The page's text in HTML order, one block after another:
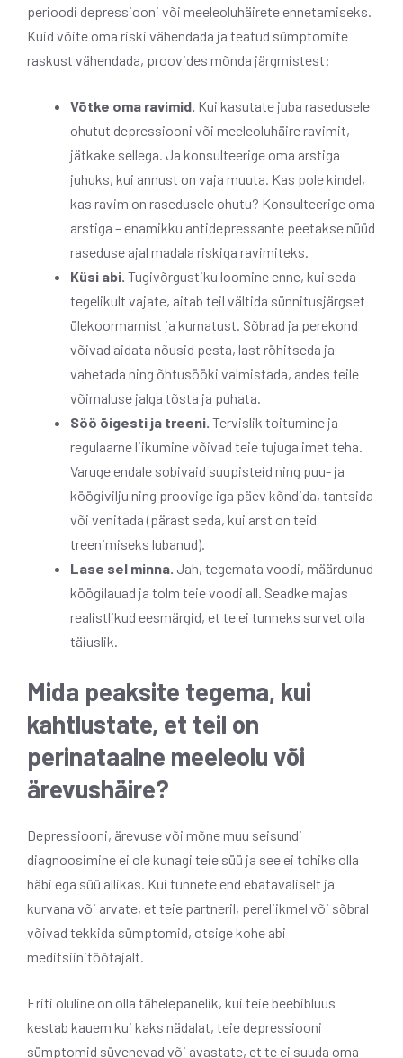
perioodi depressiooni või meeleoluhäirete ennetamiseks.
Kuid võite oma riski vähendada ja teatud sümptomite
raskust vähendada, proovides mõnda järgmistest:
Võtke oma ravimid. Kui kasutate juba rasedusele
ohutut depressiooni või meeleoluhäire ravimit,
jätkake sellega. Ja konsulteerige oma arstiga
juhuks, kui annust on vaja muuta. Kas pole kindel,
kas ravim on rasedusele ohutu? Konsulteerige oma
arstiga – enamikku antidepressante peetakse nüüd
raseduse ajal madala riskiga ravimiteks.
Küsi abi. Tugivõrgustiku loomine enne, kui seda
tegelikult vajate, aitab teil vältida sünnitusjärgset
ülekoormamist ja kurnatust. Sõbrad ja perekond
võivad aidata nõusid pesta, last röhitseda ja
vahetada ning õhtusööki valmistada, andes teile
võimaluse jalga tõsta ja puhata.
Söö õigesti ja treeni. Tervislik toitumine ja
regulaarne liikumine võivad teie tujuga imet teha.
Varuge endale sobivaid suupisteid ning puu- ja
köögivilju ning proovige iga päev kõndida, tantsida
või venitada (pärast seda, kui arst on teid
treenimiseks lubanud).
Lase sel minna. Jah, tegemata voodi, määrdunud
köögilauad ja tolm teie voodi all. Seadke majas
realistlikud eesmärgid, et te ei tunneks survet olla
täiuslik.
Mida peaksite tegema, kui
kahtlustate, et teil on
perinataalne meeleolu või
ärevushäire?
Depressiooni, ärevuse või mõne muu seisundi
diagnoosimine ei ole kunagi teie süü ja see ei tohiks olla
häbi ega süü allikas. Kui tunnete end ebatavaliselt ja
kurvana või arvate, et teie partneril, pereliikmel või sõbral
võivad tekkida sümptomid, otsige kohe abi
meditsiinitöötajalt.
Eriti oluline on olla tähelepanelik, kui teie beebibluus
kestab kauem kui kaks nädalat, teie depressiooni
sümptomid süvenevad või avastate, et te ei suuda oma